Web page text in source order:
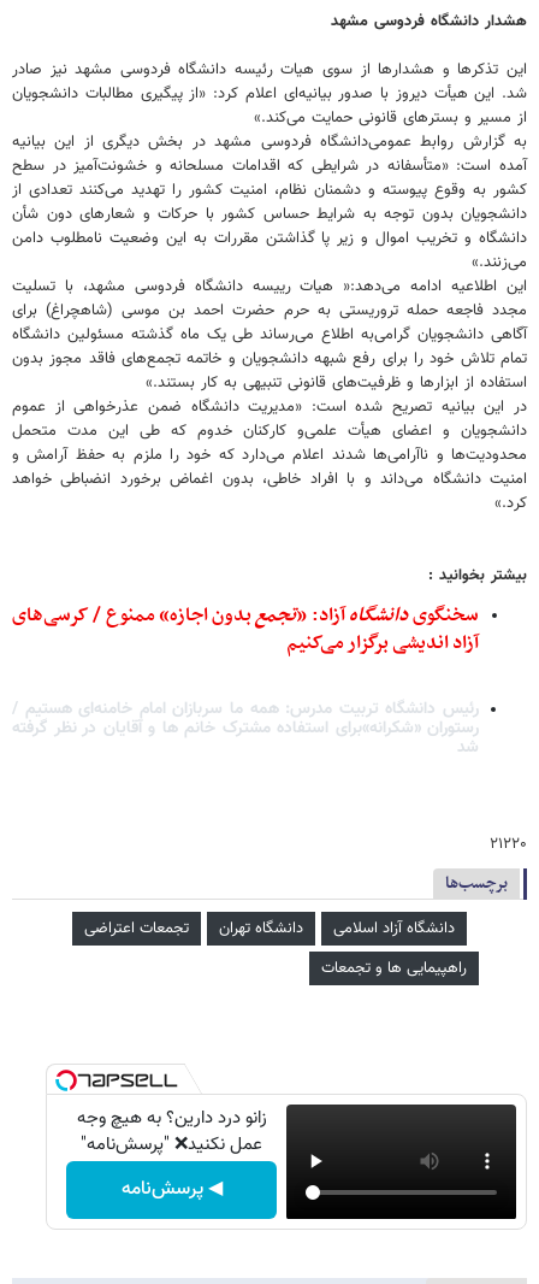
هشدار دانشگاه فردوسی مشهد
این تذکرها و هشدارها از سوی هیات رئیسه دانشگاه فردوسی مشهد نیز صادر
شد. این هیأت دیروز با صدور بیانیه‌ای اعلام کرد: «از پیگیری مطالبات دانشجویان
از مسیر و بسترهای قانونی حمایت می‌کند.»
به گزارش روابط عمومی‌دانشگاه فردوسی مشهد در بخش دیگری از این بیانیه
آمده است: «متأسفانه در شرایطی که اقدامات مسلحانه و خشونت‌آمیز در سطح
کشور به وقوع پیوسته و دشمنان نظام، امنیت کشور را تهدید می‌کنند تعدادی از
دانشجویان بدون توجه به شرایط حساس کشور با حرکات و شعارهای دون شأن
دانشگاه و تخریب اموال و زیر پا گذاشتن مقررات به این وضعیت نامطلوب دامن
می‌زنند.»
این اطلاعیه ادامه می‌دهد:« هیات رییسه دانشگاه فردوسی مشهد، با تسلیت
مجدد فاجعه حمله تروریستی به حرم حضرت احمد بن موسی (شاهچراغ) برای
آگاهی دانشجویان گرامی‌به اطلاع می‌رساند طی یک ماه گذشته مسئولین دانشگاه
تمام تلاش خود را برای رفع شبهه دانشجویان و خاتمه تجمع‌های فاقد مجوز بدون
استفاده از ابزارها و ظرفیت‌های قانونی تنبیهی به کار بستند.»
در این بیانیه تصریح شده است: «مدیریت دانشگاه ضمن عذرخواهی از عموم
دانشجویان و اعضای هیأت علمی‌و کارکنان خدوم که طی این مدت متحمل
محدودیت‌ها و ناآرامی‌ها شدند اعلام می‌دارد که خود را ملزم به حفظ آرامش و
امنیت دانشگاه می‌داند و با افراد خاطی، بدون اغماض برخورد انضباطی خواهد
کرد.»
بیشتر بخوانید :
سخنگویدانشگاهآزاد: «تجمعبدون اجازه» ممنوع / کرسی‌های
آزاد اندیشی برگزار می‌کنیم
رئیس دانشگاه تربیت مدرس: همه ما سربازان امام خامنه‌ای هستیم /
رستوران «شکرانه»برای استفاده مشترک خانم ها و آقایان در نظر گرفته
شد
۲۱۲۲۰
برچسب‌ها
دانشگاه آزاد اسلامی دانشگاه تهران
تجمعات اعتراضی
راهپیمایی ها و تجمعات
زانو درد دارین؟ به هیچ وجه
عمل نکنید❌ "پرسش‌نامه"
◀ پرسش‌نامه